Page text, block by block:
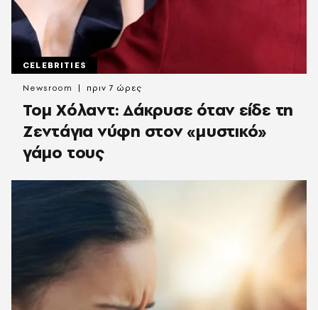
CELEBRITIES
Τομ Χόλαντ: Δάκρυσε όταν είδε τη
Ζεντάγια νύφη στον «μυστικό»
γάμο τους
Newsroom πριν 7 ώρες